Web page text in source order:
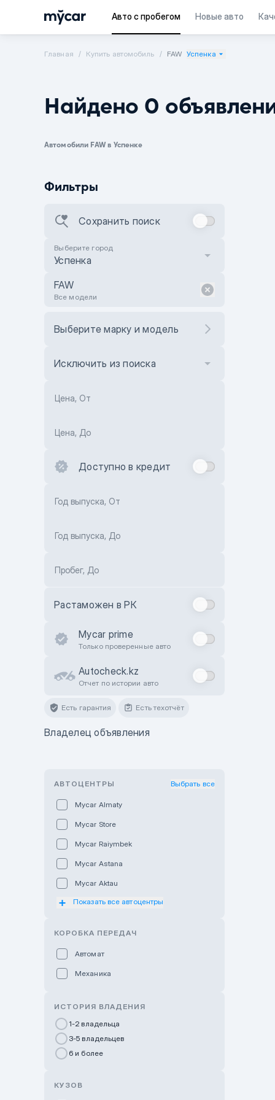
Авто с пробегом Новые авто
Главная Купить автомобиль FAW Успенка
Найдено 0
Автомобили FAW в Успенке
Фильтры
Сохранить поиск
Выберите город
Успенка
FAW
Все модели
Выберите марку и модель
Исключить из поиска
Цена, От
Цена, До
Доступно в кредит
Год выпуска, От
Год выпуска, До
Пробег, До
Растаможен в РК
Mycar prime
Только проверенные авто
Autocheck.kz
Отчет по истории авто
Есть гарантия Есть техотчёт
Владелец объявления
АВТОЦЕНТРЫ Выбрать все
Mycar Almaty
Mycar Store
Mycar Raiymbek
Mycar Astana
Mycar Aktau
Mycar Uralsk
GWM Nurly Zhol
Chery Astana
Показать все автоцентры
КОРОБКА ПЕРЕДАЧ
Автомат
Механика
ИСТОРИЯ ВЛАДЕНИЯ
1-2 владельца
3-5 владельцев
6 и более
КУЗОВ